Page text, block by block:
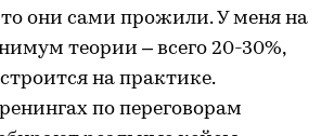
они сами прожили. У меня на
теории – всего 20-30%,
на практике.
по переговорам